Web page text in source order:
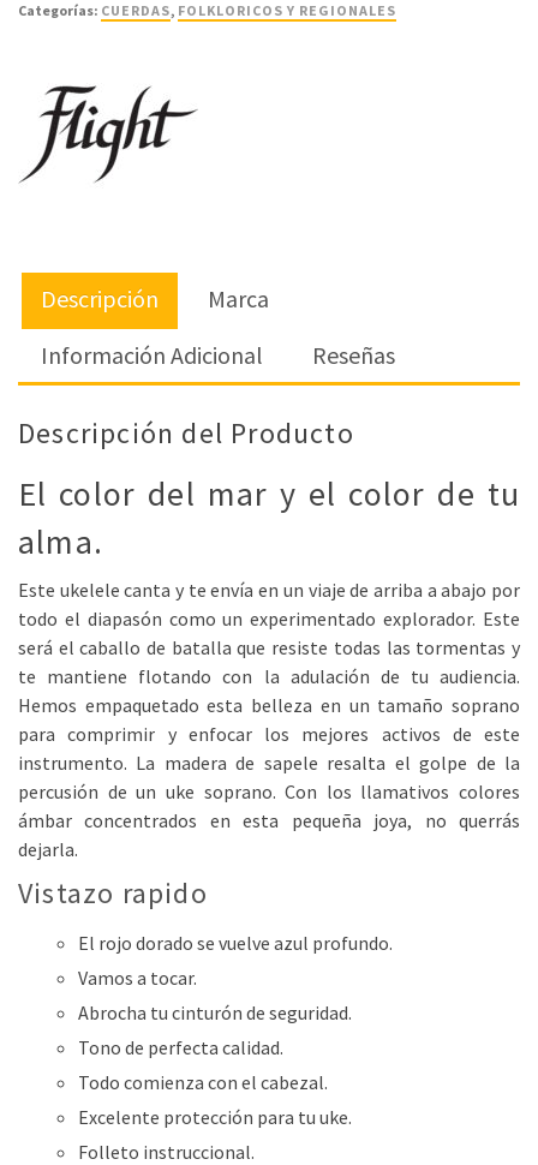
Categorías: CUERDAS, FOLKLORICOS Y REGIONALES
Descripción
Marca
Información Adicional
Reseñas
Descripción del Producto
El color del mar y el color de tu
alma.
Este ukelele canta y te envía en un viaje de arriba a abajo por
todo el diapasón como un experimentado explorador. Este
será el caballo de batalla que resiste todas las tormentas y
te mantiene flotando con la adulación de tu audiencia.
Hemos empaquetado esta belleza en un tamaño soprano
para comprimir y enfocar los mejores activos de este
instrumento. La madera de sapele resalta el golpe de la
percusión de un uke soprano. Con los llamativos colores
ámbar concentrados en esta pequeña joya, no querrás
dejarla.
Vistazo rapido
El rojo dorado se vuelve azul profundo.
Vamos a tocar.
Abrocha tu cinturón de seguridad.
Tono de perfecta calidad.
Todo comienza con el cabezal.
Excelente protección para tu uke.
Folleto instruccional.